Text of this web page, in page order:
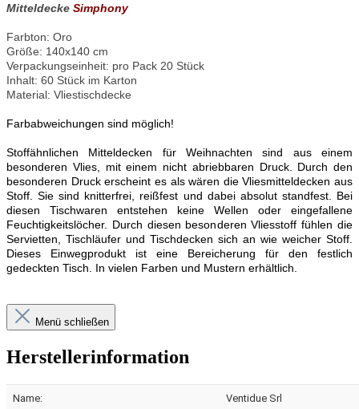
Mitteldecke Simphony
Farbton: Oro
Größe: 140x140 cm
Verpackungseinheit: pro Pack 20 Stück
Inhalt: 60 Stück im Karton
Material: Vliestischdecke
Farbabweichungen sind möglich!
Stoffähnlichen Mitteldecken für Weihnachten sind aus einem
besonderen Vlies, mit einem nicht abriebbaren Druck. Durch den
besonderen Druck erscheint es als wären die Vliesmitteldecken aus
Stoff. Sie sind knitterfrei, reißfest und dabei absolut standfest. Bei
diesen Tischwaren entstehen keine Wellen oder eingefallene
Feuchtigkeitslöcher. Durch diesen besonderen Vliesstoff fühlen die
Servietten, Tischläufer und Tischdecken sich an wie weicher Stoff.
Dieses Einwegprodukt ist eine Bereicherung für den festlich
gedeckten Tisch. In vielen Farben und Mustern erhältlich.
Menü schließen
Herstellerinformation
Name: Ventidue Srl